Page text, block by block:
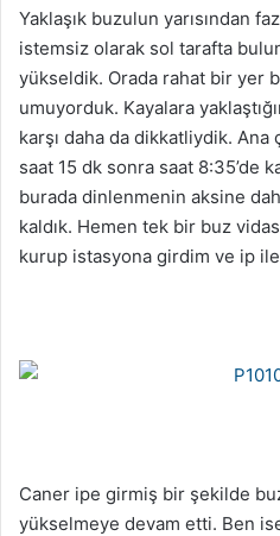
Yaklaşık buzulun yarısından
istemsiz olarak sol tarafta
yükseldik. Orada rahat bir yer
umuyorduk. Kayalara
karşı daha da dikkatliydik. Ana
saat 15 dk sonra saat 8:35’de
burada dinlenmenin aksine
kaldık. Hemen tek bir buz
kurup istasyona girdim ve ip
Caner ipe girmiş bir şekilde
yükselmeye devam etti. Ben